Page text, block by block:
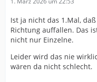
Ist ja nicht das 1.Mal,
Richtung auffallen. Das
nicht nur Einzelne.
Leider wird das nie
wären da nicht schlecht.